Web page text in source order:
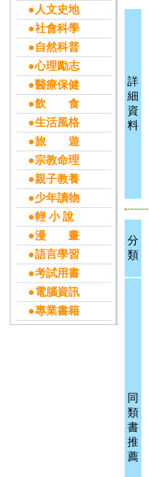
●人文史地
●社會科學
●自然科普
●心理勵志
●醫療保健
●飲 食
●生活風格
●旅 遊
●宗教命理
●親子教養
●少年讀物
●輕 小 說
●漫 畫
●語言學習
●考試用書
●電腦資訊
●專業書籍
詳
細
資
料
分
類
同
類
書
推
薦